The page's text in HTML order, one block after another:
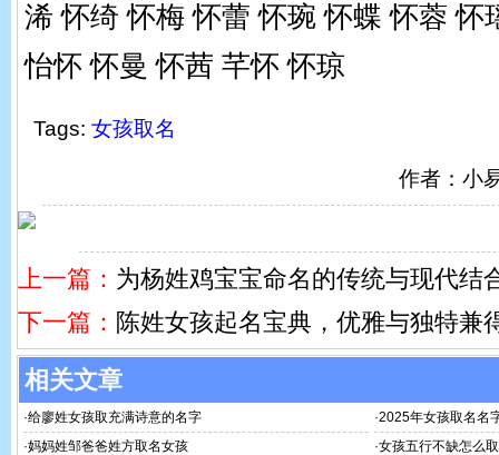
浠 怀绮 怀梅 怀蕾 怀琬 怀蝶 怀蓉 怀
怡怀 怀曼 怀茜 芊怀 怀琼
Tags: 女孩取名
作者：小
上一篇： 为杨姓鸡宝宝命名的传统与现代结
下一篇： 陈姓女孩起名宝典，优雅与独特兼
相关文章
·给廖姓女孩取充满诗意的名字 ·2025年女孩取名名
·妈妈姓邹爸爸姓方取名女孩 ·女孩五行不缺怎么